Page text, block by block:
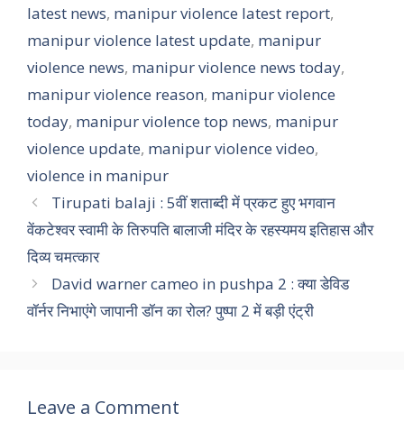
latest news, manipur violence latest report,
manipur violence latest update, manipur
violence news, manipur violence news today,
manipur violence reason, manipur violence
today, manipur violence top news, manipur
violence update, manipur violence video,
violence in manipur
Tirupati balaji : 5वीं शताब्दी में प्रकट हुए भगवान
वेंकटेश्वर स्वामी के तिरुपति बालाजी मंदिर के रहस्यमय इतिहास और
दिव्य चमत्कार
David warner cameo in pushpa 2 : क्या डेविड
वॉर्नर निभाएंगे जापानी डॉन का रोल? पुष्पा 2 में बड़ी एंट्री
Leave a Comment